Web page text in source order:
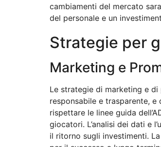
cambiamenti del mercato
del personale e un
Strategie per
Marketing e
Le strategie di marketing e
responsabile e trasparente,
rispettare le linee guida
giocatori. L’analisi dei dati e
il ritorno sugli investimenti.